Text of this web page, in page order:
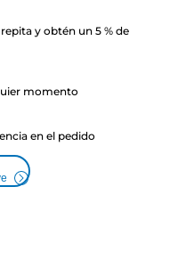
y obtén un 5 % de
momento
en el pedido